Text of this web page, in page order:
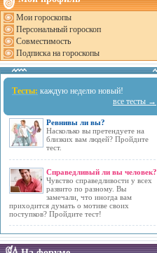
Мои гороскопы
Персональный гороскоп
Совместимость
Подписка на гороскопы
Тесты: каждую неделю новый!
все тесты →
Ревнивы ли вы?
Насколько вы претендуете на
близких вам людей? Пройдите
тест.
Справедливый ли вы человек?
Чувство справедливости у всех
развито по разному. Вы
замечали, что иногда вам
приходится думать о мотиве своих
поступков? Пройдите тест!